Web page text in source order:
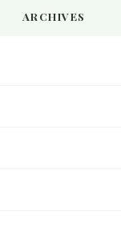
ARCHIVES